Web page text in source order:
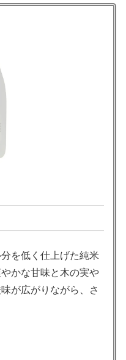
を低く仕上げた純米
かな甘味と木の実や
が広がりながら、さ